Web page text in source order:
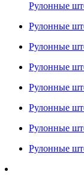
Рулонные
Рулонные
Рулонные
Рулонные
Рулонные
Рулонные
Рулонные
Рулонные